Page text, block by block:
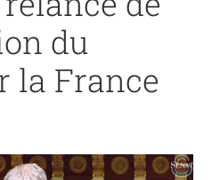
du
la France